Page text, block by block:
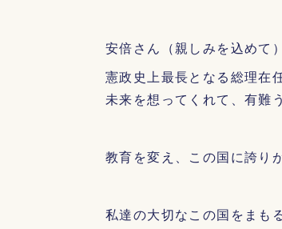
安倍さん（親しみを込めて）
憲政史上最長となる総理在
未来を想ってくれて、有難
教育を変え、この国に誇り
私達の大切なこの国をまも